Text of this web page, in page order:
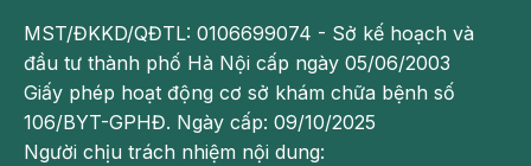
MST/ĐKKD/QĐTL: 0106699074 - Sở kế hoạch và
đầu tư thành phố Hà Nội cấp ngày 05/06/2003
Giấy phép hoạt động cơ sở khám chữa bệnh số
106/BYT-GPHĐ. Ngày cấp: 09/10/2025
Người chịu trách nhiệm nội dung: